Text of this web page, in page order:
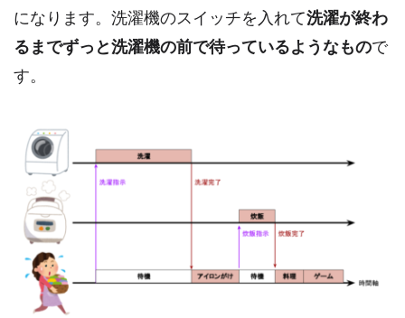
になります。洗濯機のスイッチを入れて洗濯が終わ
るまでずっと洗濯機の前で待っているようなもので
す。